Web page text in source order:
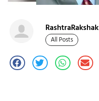
RashtraRakshak
All Posts